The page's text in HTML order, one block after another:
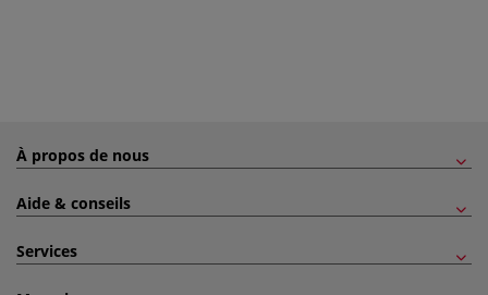
À propos de nous
Aide & conseils
Services